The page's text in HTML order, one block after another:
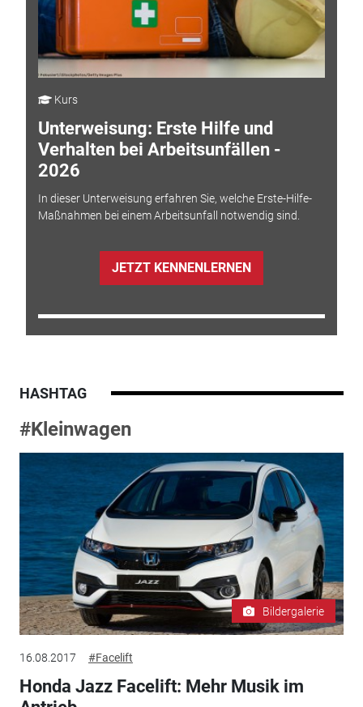
Kurs
Unterweisung: Erste Hilfe und
Verhalten bei Arbeitsunfällen -
2026
In dieser Unterweisung erfahren Sie, welche Erste-Hilfe-
Maßnahmen bei einem Arbeitsunfall notwendig sind.
JETZT KENNENLERNEN
HASHTAG
#Kleinwagen
Bildergalerie
16.08.2017 #Facelift
Honda Jazz Facelift: Mehr Musik im